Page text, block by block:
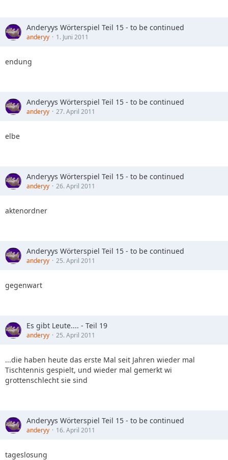
Anderyys Wörterspiel Teil 15 - to be continued
anderyy 1. Juni 2011
endung
Anderyys Wörterspiel Teil 15 - to be continued
anderyy 27. April 2011
elbe
Anderyys Wörterspiel Teil 15 - to be continued
anderyy 26. April 2011
aktenordner
Anderyys Wörterspiel Teil 15 - to be continued
anderyy 25. April 2011
gegenwart
Es gibt Leute.... - Teil 19
anderyy 25. April 2011
...die haben heute das erste Mal seit Jahren wieder mal
Tischtennis gespielt, und wieder mal gemerkt wi
grottenschlecht sie sind
Anderyys Wörterspiel Teil 15 - to be continued
anderyy 16. April 2011
tageslosung